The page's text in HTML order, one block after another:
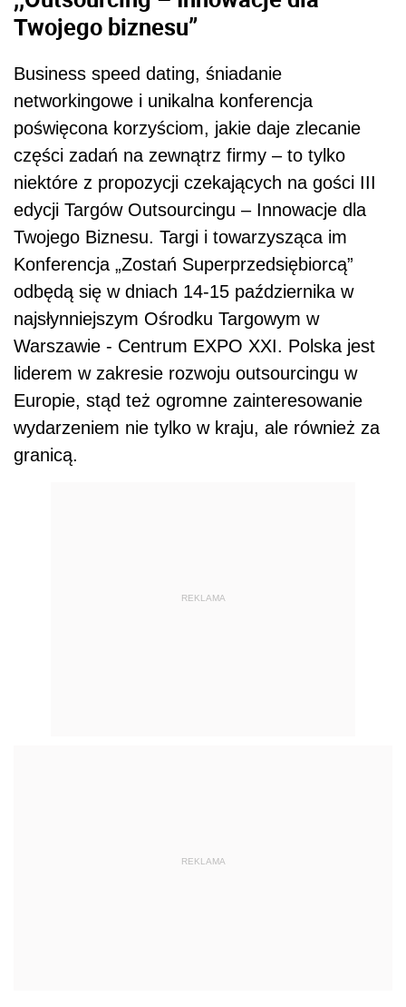
Twojego biznesu”
Business speed dating, śniadanie
networkingowe i unikalna konferencja
poświęcona korzyściom, jakie daje zlecanie
części zadań na zewnątrz firmy – to tylko
niektóre z propozycji czekających na gości III
edycji Targów Outsourcingu – Innowacje dla
Twojego Biznesu. Targi i towarzysząca im
Konferencja „Zostań Superprzedsiębiorcą”
odbędą się w dniach 14-15 października w
najsłynniejszym Ośrodku Targowym w
Warszawie - Centrum EXPO XXI. Polska jest
liderem w zakresie rozwoju outsourcingu w
Europie, stąd też ogromne zainteresowanie
wydarzeniem nie tylko w kraju, ale również za
granicą.
REKLAMA
REKLAMA